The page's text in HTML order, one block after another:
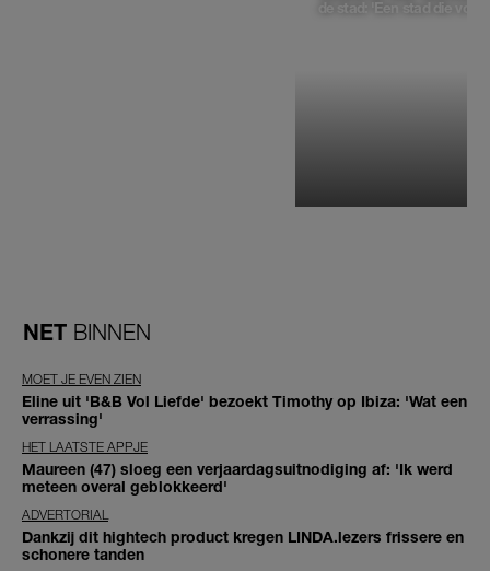
de stad: 'Een stad die
NET BINNEN
MOET JE EVEN ZIEN
Eline uit 'B&B Vol Liefde' bezoekt Timothy op Ibiza: 'Wat een
verrassing'
HET LAATSTE APPJE
Maureen (47) sloeg een verjaardagsuitnodiging af: 'Ik werd
meteen overal geblokkeerd'
ADVERTORIAL
Dankzij dit hightech product kregen LINDA.lezers frissere en
schonere tanden